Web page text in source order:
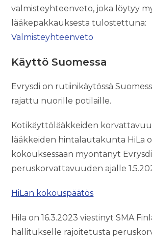
valmisteyhteenveto, joka löytyy
lääkepakkauksesta tulostettuna:
Valmisteyhteenveto
Käyttö Suomessa
Evrysdi on rutiinikäytössä
rajattu nuorille potilaille.
Kotikäyttölääkkeiden
lääkkeiden hintalautakunta HiLa
kokouksessaan myöntänyt
peruskorvattavuuden ajalle
HiLan kokouspäätös
Hila on 16.3.2023 viestinyt SMA
hallitukselle rajoitetusta